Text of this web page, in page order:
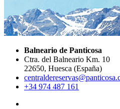
Balneario de Panticosa
Ctra. del Balneario Km. 10
22650, Huesca (España)
+34 974 487 161